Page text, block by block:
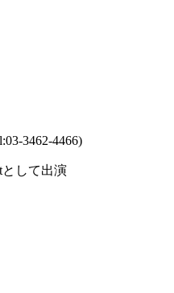
3462-4466)
として出演